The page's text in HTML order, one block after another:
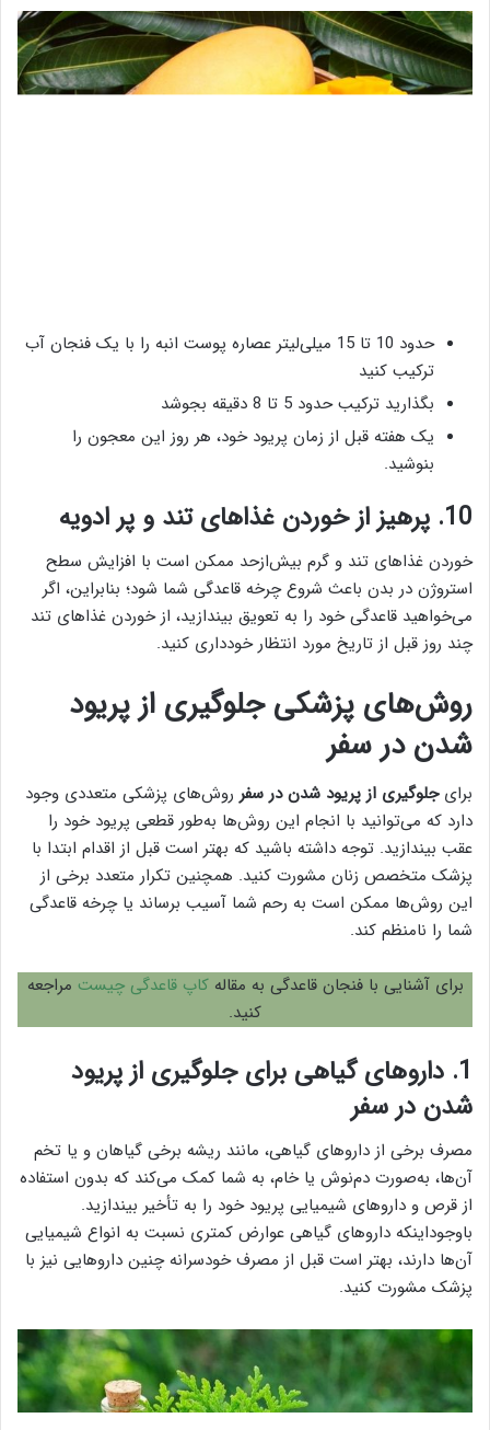
حدود 10 تا 15 میلی‌لیتر عصاره پوست انبه را با یک فنجان آب
ترکیب کنید
بگذارید ترکیب حدود 5 تا 8 دقیقه بجوشد
یک هفته قبل از زمان پریود خود، هر روز این معجون را
بنوشید.
10. پرهیز از خوردن غذاهای تند و پر ادویه
خوردن غذاهای تند و گرم بیش‌ازحد ممکن است با افزایش سطح
استروژن در بدن باعث شروع چرخه قاعدگی شما شود؛ بنابراین، اگر
می‌خواهید قاعدگی خود را به تعویق بیندازید، از خوردن غذاهای تند
چند روز قبل از تاریخ مورد انتظار خودداری کنید.
روش‌های پزشکی جلوگیری از پریود
شدن در سفر
برایجلوگیری از پریود شدن در سفر روش‌های پزشکی متعددی وجود
دارد که می‌توانید با انجام این روش‌ها به‌طور قطعی پریود خود را
عقب بیندازید. توجه داشته باشید که بهتر است قبل از اقدام ابتدا با
پزشک متخصص زنان مشورت کنید. همچنین تکرار متعدد برخی از
این روش‌ها ممکن است به رحم شما آسیب برساند یا چرخه قاعدگی
شما را نامنظم کند.
برای آشنایی با فنجان قاعدگی به مقالهکاپ قاعدگی چیست مراجعه
کنید.
1. داروهای گیاهی برای جلوگیری از پریود
شدن در سفر
مصرف برخی از داروهای گیاهی، مانند ریشه برخی گیاهان و یا تخم
آن‌ها، به‌صورت دم‌نوش یا خام، به شما کمک می‌کند که بدون استفاده
از قرص و داروهای شیمیایی پریود خود را به تأخیر بیندازید.
باوجوداینکه داروهای گیاهی عوارض کمتری نسبت به انواع شیمیایی
آن‌ها دارند، بهتر است قبل از مصرف خودسرانه چنین داروهایی نیز با
پزشک مشورت کنید.